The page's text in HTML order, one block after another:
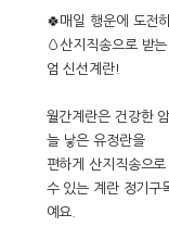
🍀매일 행운에 도전
🥚산지직송으로 받는
엄 신선계란!
월간계란은 건강한
늘 낳은 유정란을
편하게 산지직송으
수 있는 계란 정기구
예요.